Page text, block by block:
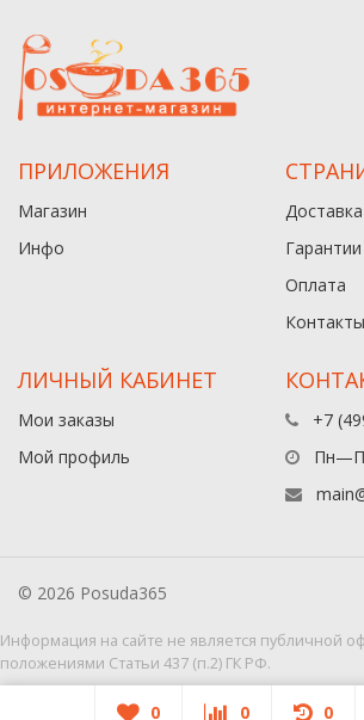
ПРИЛОЖЕНИЯ
Магазин
Инфо
Доставка
Гарантии
Оплата
Контакты
ЛИЧНЫЙ КАБИНЕТ
Мои заказы
Мой профиль
+7
© 2026 Posuda365
Информация на сайте не является публичной
положениями Статьи 437 (п.2) ГК РФ.
0 0 0